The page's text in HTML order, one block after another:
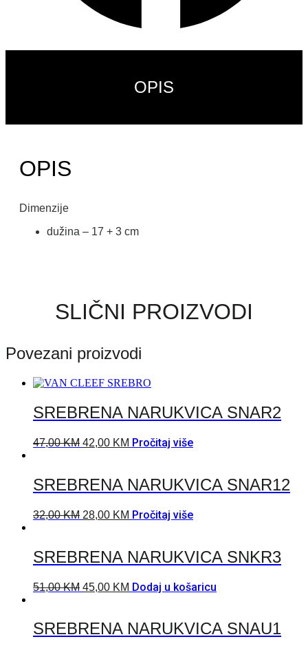
OPIS
OPIS
Dimenzije
dužina – 17 + 3 cm
SLIČNI PROIZVODI
Povezani proizvodi
SREBRENA NARUKVICA SNAR2
47,00KM 42,00 KM Pročitaj više
SREBRENA NARUKVICA SNAR12
32,00KM 28,00 KM Pročitaj više
SREBRENA NARUKVICA SNKR3
51,00KM 45,00 KM Dodaj u košaricu
SREBRENA NARUKVICA SNAU1